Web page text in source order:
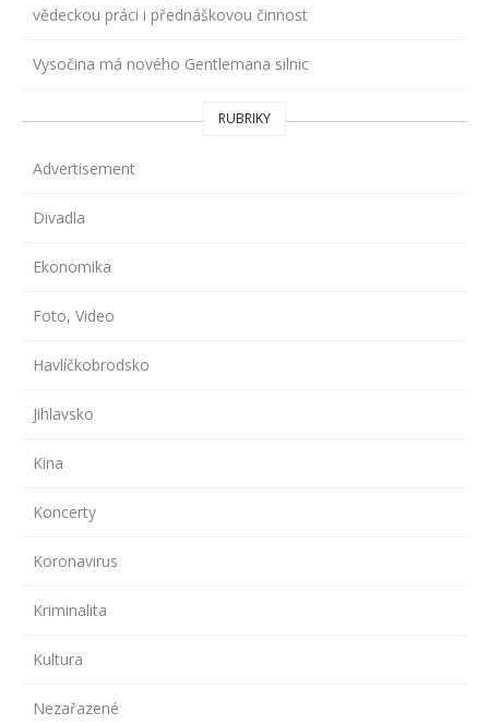
vědeckou práci i přednáškovou činnost
Vysočina má nového Gentlemana silnic
RUBRIKY
Advertisement
Divadla
Ekonomika
Foto, Video
Havlíčkobrodsko
Jihlavsko
Kina
Koncerty
Koronavirus
Kriminalita
Kultura
Nezařazené